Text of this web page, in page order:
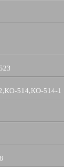
514,КО-514-1